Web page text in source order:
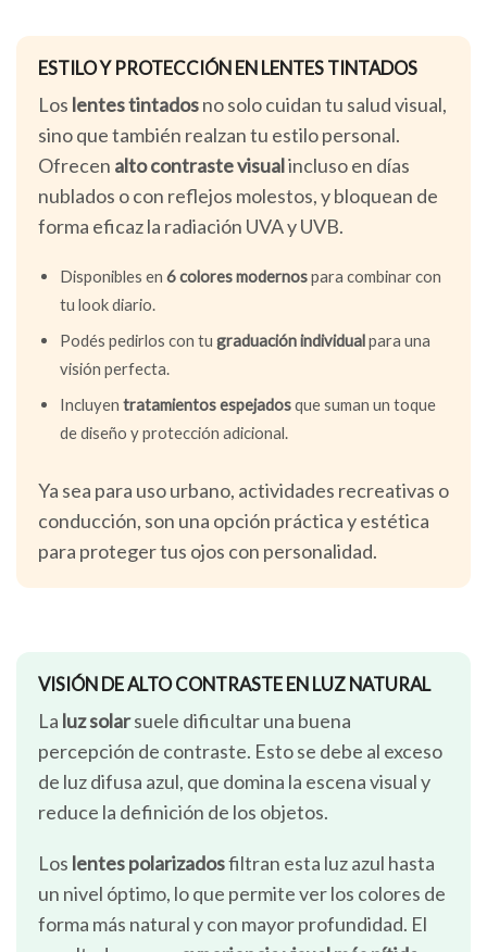
ESTILO Y PROTECCIÓN EN LENTES TINTADOS
Los lentes tintadosno solo cuidan tu salud visual,
sino que también realzan tu estilo personal.
Ofrecen alto contraste visualincluso en días
nublados o con reflejos molestos, y bloquean de
forma eficaz la radiación UVA y UVB.
Disponibles en 6 colores modernospara combinar con
tu look diario.
Podés pedirlos con tu graduación individualpara una
visión perfecta.
Incluyen tratamientos espejadosque suman un toque
de diseño y protección adicional.
Ya sea para uso urbano, actividades recreativas o
conducción, son una opción práctica y estética
para proteger tus ojos con personalidad.
VISIÓN DE ALTO CONTRASTE EN LUZ NATURAL
La luz solarsuele dificultar una buena
percepción de contraste. Esto se debe al exceso
de luz difusa azul, que domina la escena visual y
reduce la definición de los objetos.
Los lentes polarizadosfiltran esta luz azul hasta
un nivel óptimo, lo que permite ver los colores de
forma más natural y con mayor profundidad. El